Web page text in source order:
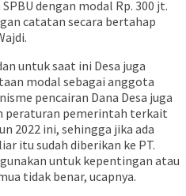
dengan modal Rp. 300 jt.
catatan secara bertahap
untuk saat ini Desa juga
modal sebagai anggota
pencairan Dana Desa juga
peraturan pemerintah terkait
2022 ini, sehingga jika ada
itu sudah diberikan ke PT.
untuk kepentingan atau
tidak benar, ucapnya.